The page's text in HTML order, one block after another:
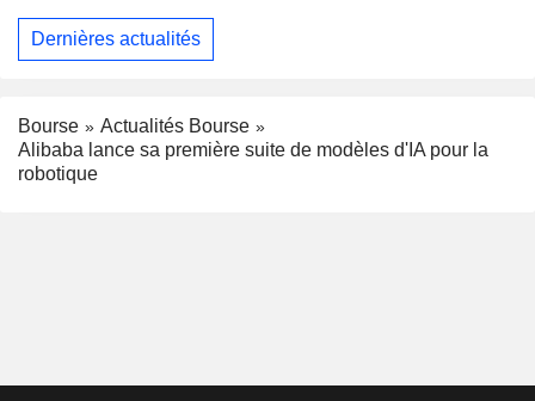
Dernières actualités
Bourse
Actualités Bourse
Alibaba lance sa première suite de modèles d'IA pour la
robotique